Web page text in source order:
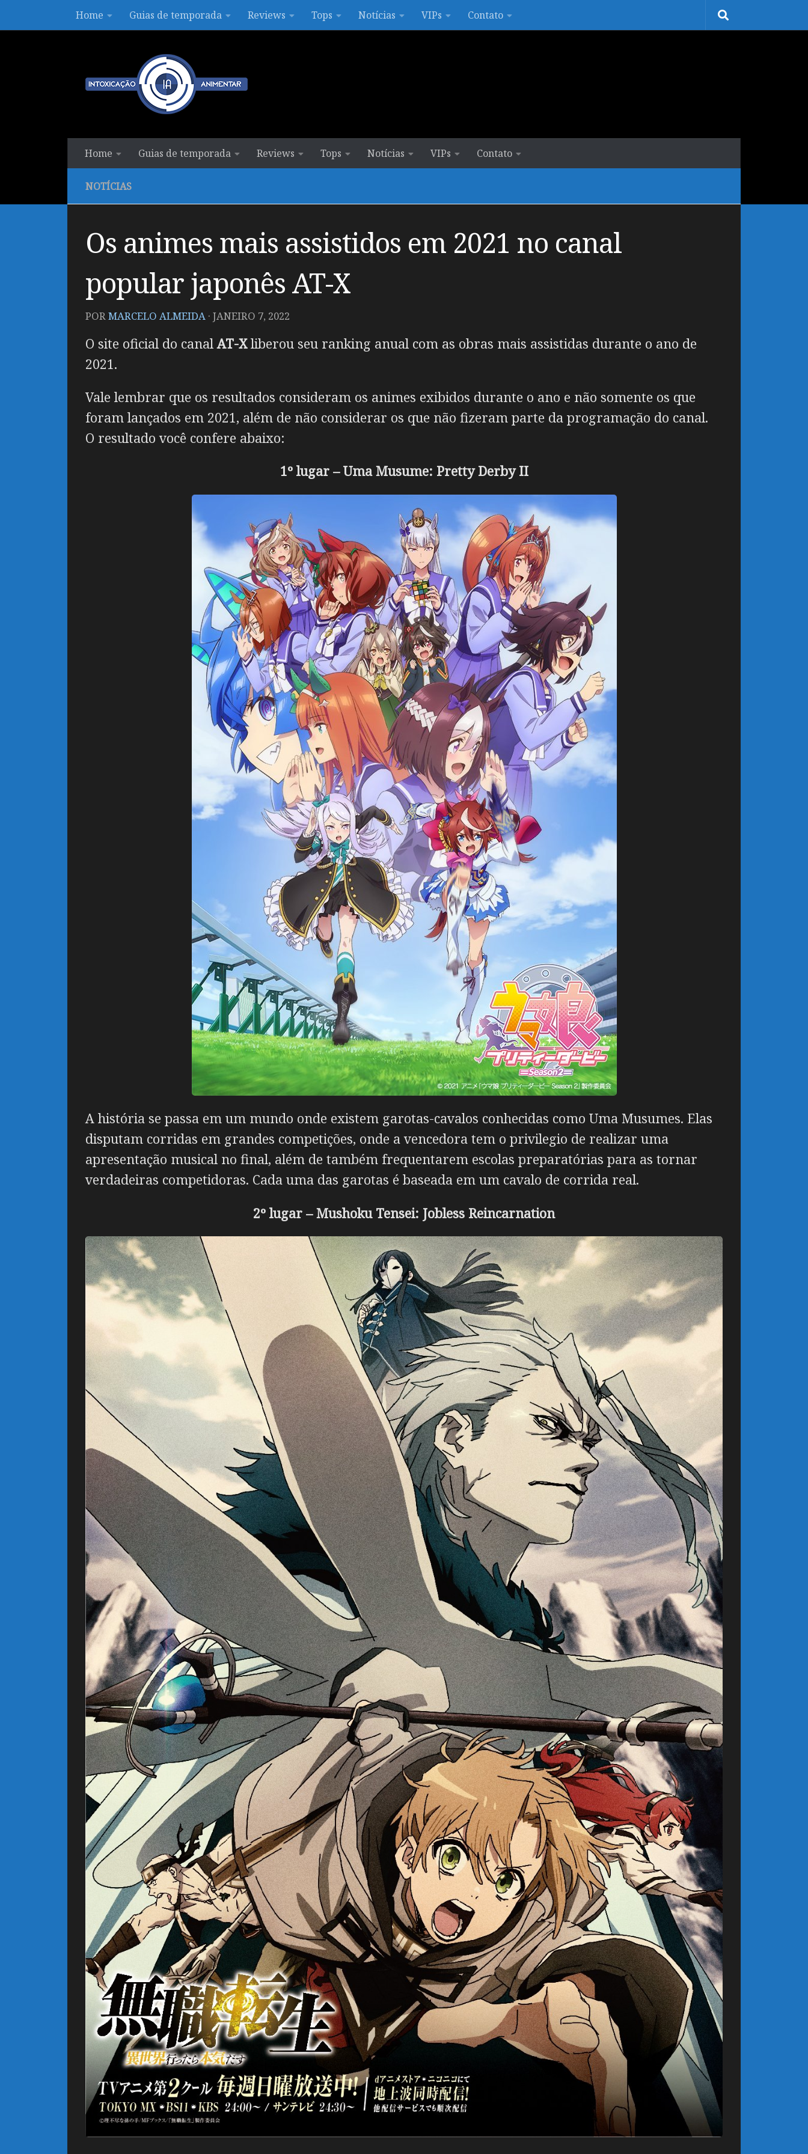
Skip to contentHome Guias de temporada Reviews Tops Notícias VIPs Contato
Home Guias de temporada Reviews Tops Notícias VIPs Contato
NOTÍCIAS
Os animes mais assistidos em 2021 no canal
popular japonês AT-X
PORMARCELO ALMEIDA · JANEIRO 7, 2022
O site oficial do canalAT-Xliberou seu ranking anual com as obras mais assistidas durante o ano de
2021.
Vale lembrar que os resultados consideram os animes exibidos durante o ano e não somente os que
foram lançados em 2021, além de não considerar os que não fizeram parte da programação do canal.
O resultado você confere abaixo:
1º lugar – Uma Musume: Pretty Derby II
A história se passa em um mundo onde existem garotas-cavalos conhecidas como Uma Musumes. Elas
disputam corridas em grandes competições, onde a vencedora tem o privilegio de realizar uma
apresentação musical no final, além de também frequentarem escolas preparatórias para as tornar
verdadeiras competidoras. Cada uma das garotas é baseada em um cavalo de corrida real.
2º lugar – Mushoku Tensei: Jobless Reincarnation